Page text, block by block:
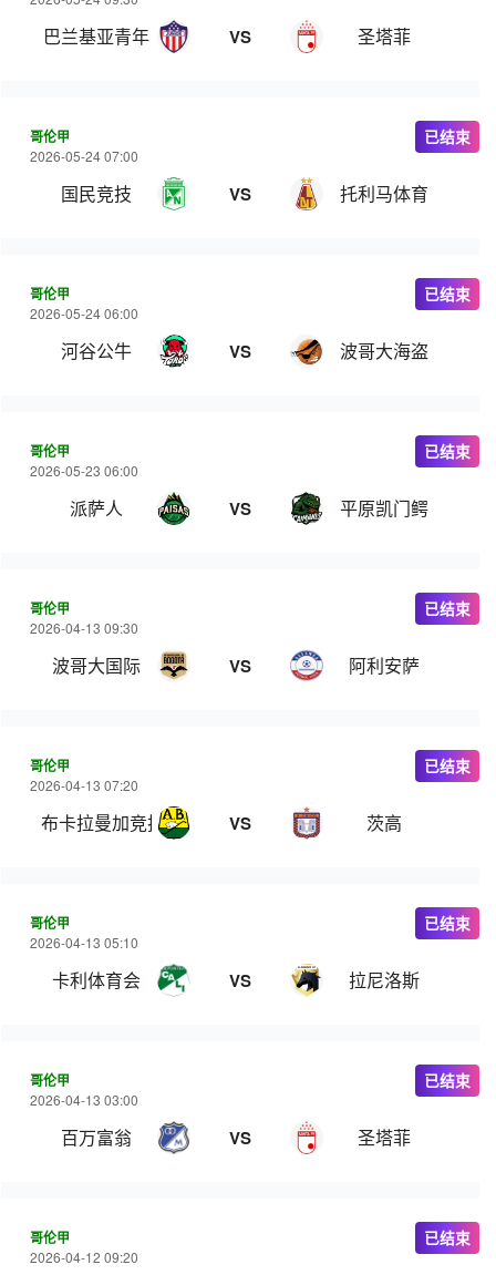
巴兰基亚青年 VS 圣塔菲
哥伦甲
2026-05-24 07:00
国民竞技 VS 托利马体育
已结束
哥伦甲
2026-05-24 06:00
河谷公牛 VS 波哥大海盗
已结束
哥伦甲
2026-05-23 06:00
派萨人 VS 平原凯门鳄
已结束
哥伦甲
2026-04-13 09:30
波哥大国际 VS 阿利安萨
已结束
哥伦甲
2026-04-13 07:20
布卡拉曼加竞技 VS 茨高
已结束
哥伦甲
2026-04-13 05:10
卡利体育会 VS 拉尼洛斯
已结束
哥伦甲
2026-04-13 03:00
百万富翁 VS 圣塔菲
已结束
哥伦甲
2026-04-12 09:20
已结束